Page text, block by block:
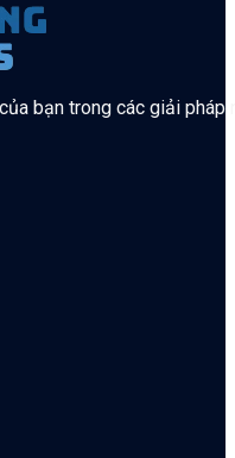
bạn trong các giải pháp